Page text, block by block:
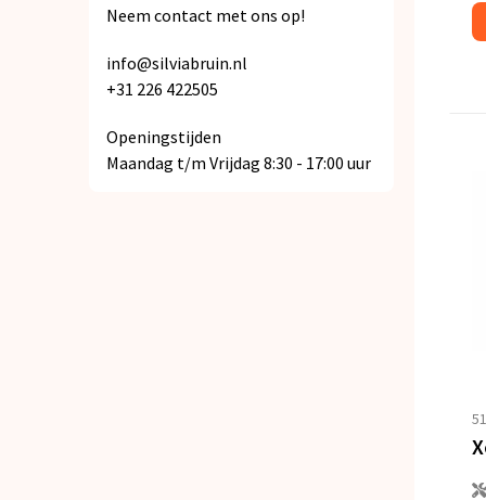
Neem contact met ons op!
info@silviabruin.nl
+31 226 422505
Openingstijden
Maandag t/m Vrijdag 8:30 - 17:00 uur